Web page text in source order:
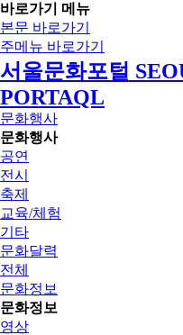
바로가기 메뉴
본문 바로가기
주메뉴 바로가기
서울문화포털
PORTAQL
문화행사
문화행사
공연
전시
축제
교육/체험
기타
문화달력
전체
문화정보
문화정보
영상